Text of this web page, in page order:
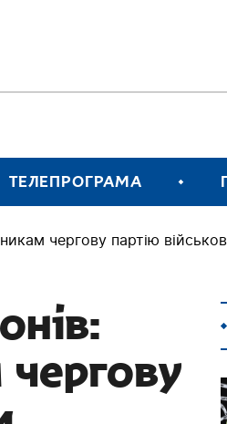
ТЕЛЕПРОГРАМА
чергову партію